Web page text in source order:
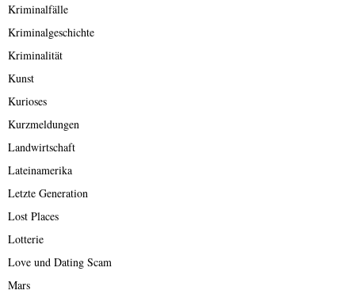
Kriminalfälle
Kriminalgeschichte
Kriminalität
Kunst
Kurioses
Kurzmeldungen
Landwirtschaft
Lateinamerika
Letzte Generation
Lost Places
Lotterie
Love und Dating Scam
Mars